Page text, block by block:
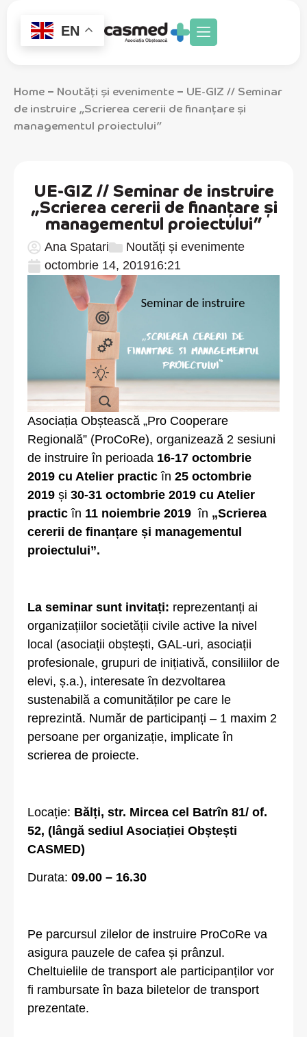
EN
Home – Noutăți și evenimente – UE-GIZ // Seminar
de instruire „Scrierea cererii de finanțare și
managementul proiectului”
UE-GIZ // Seminar de instruire
„Scrierea cererii de finanțare și
managementul proiectului”
Ana Spatari
Noutăți și evenimente
octombrie 14, 201916:21
Asociația Obștească „Pro Cooperare
Regională” (ProCoRe), organizează 2 sesiuni
de instruire în perioada 16-17 octombrie
2019 cu Atelier practicîn 25 octombrie
2019 și 30-31 octombrie 2019 cu Atelier
practicîn 11 noiembrie 2019 în „Scrierea
cererii de finanțare și managementul
proiectului”.
La seminar sunt invitați: reprezentanți ai
organizațiilor societății civile active la nivel
local (asociații obștești, GAL-uri, asociații
profesionale, grupuri de inițiativă, consiliilor de
elevi, ș.a.), interesate în dezvoltarea
sustenabilă a comunităților pe care le
reprezintă. Număr de participanți – 1 maxim 2
persoane per organizație, implicate în
scrierea de proiecte.
Locație: Bălți, str. Mircea cel Batrîn 81/ of.
52, (lângă sediul Asociației Obștești
CASMED)
Durata: 09.00 – 16.30
Pe parcursul zilelor de instruire ProCoRe va
asigura pauzele de cafea și prânzul.
Cheltuielile de transport ale participanților vor
fi rambursate în baza biletelor de transport
prezentate.